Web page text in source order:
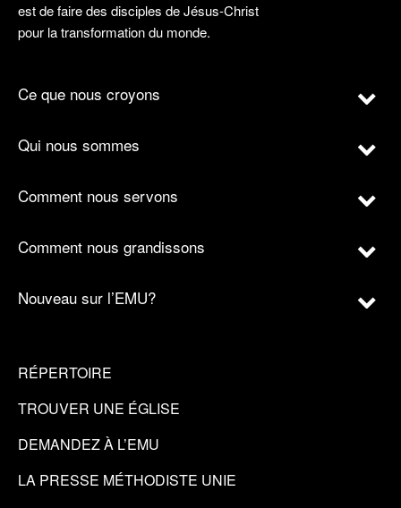
est de faire des disciples de Jésus-Christ
pour la transformation du monde.
Ce que nous croyons
Qui nous sommes
Comment nous servons
Comment nous grandissons
Nouveau sur l’EMU?
RÉPERTOIRE
TROUVER UNE ÉGLISE
DEMANDEZ À L’EMU
LA PRESSE MÉTHODISTE UNIE